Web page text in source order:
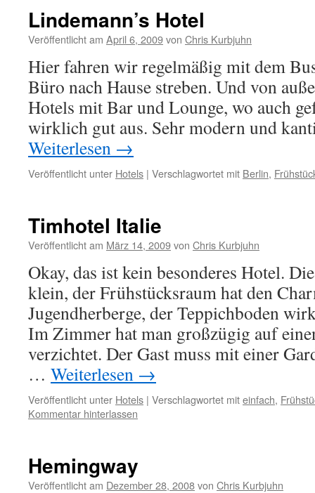
Lindemann’s Hotel
Veröffentlicht am April 6, 2009von Chris Kurbjuhn
Hier fahren wir regelmäßig mit dem
Büro nach Hause streben. Und von
Hotels mit Bar und Lounge, wo auch
wirklich gut aus. Sehr modern und
Weiterlesen →
Veröffentlicht unter Hotels | Verschlagwortet mit Berlin,
Timhotel Italie
Veröffentlicht am März 14, 2009von Chris Kurbjuhn
Okay, das ist kein besonderes Hotel.
klein, der Frühstücksraum hat den
Jugendherberge, der Teppichboden
Im Zimmer hat man großzügig auf
verzichtet. Der Gast muss mit einer
… Weiterlesen →
Veröffentlicht unter Hotels | Verschlagwortet miteinfach,
Kommentar hinterlassen
Hemingway
Veröffentlicht am Dezember 28, 2008von Chris Kurbjuhn